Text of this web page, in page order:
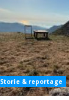
Storie & reportage